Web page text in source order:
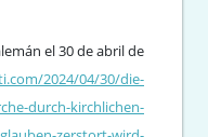
el 30 de abril de
2024/04/30/die-
durch-kirchlichen-